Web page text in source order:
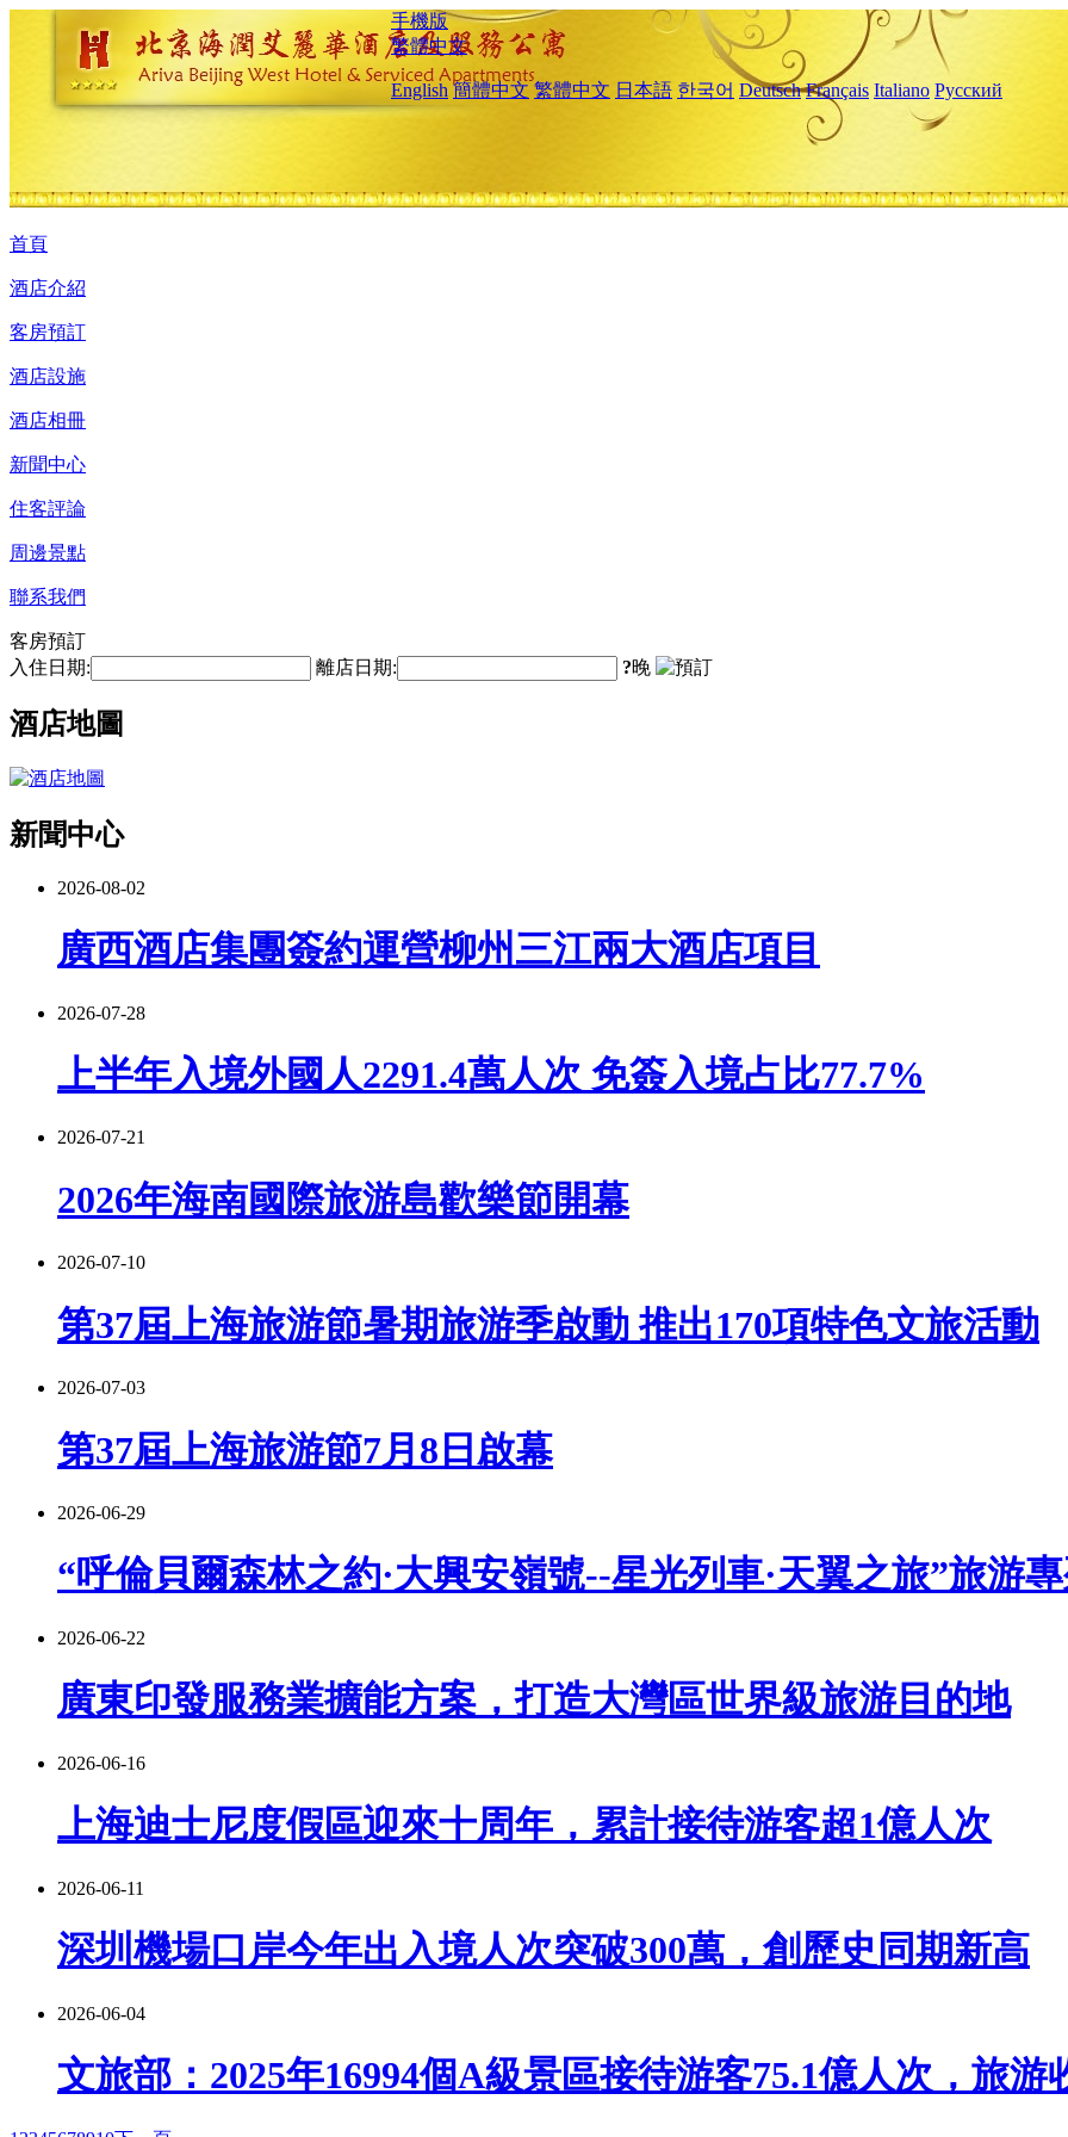
手機版
繁體中文
English 簡體中文 繁體中文 日本語 한국어 Deutsch Français Italiano Русский
首頁
酒店介紹
客房預訂
酒店設施
酒店相冊
新聞中心
住客評論
周邊景點
聯系我們
客房預訂
入住日期:
離店日期: ?晚
酒店地圖
新聞中心
2026-08-02
廣西酒店集團簽約運營柳州三江兩大酒店項目
2026-07-28
上半年入境外國人2291.4萬人次 免簽入境占比77.7%
2026-07-21
2026年海南國際旅游島歡樂節開幕
2026-07-10
第37屆上海旅游節暑期旅游季啟動 推出170項特色文旅活動
2026-07-03
第37屆上海旅游節7月8日啟幕
2026-06-29
“呼倫貝爾森林之約·大興安嶺號--星光列車·天翼之旅”旅游
2026-06-22
廣東印發服務業擴能方案，打造大灣區世界級旅游目的地
2026-06-16
上海迪士尼度假區迎來十周年，累計接待游客超1億人次
2026-06-11
深圳機場口岸今年出入境人次突破300萬，創歷史同期新高
2026-06-04
文旅部：2025年16994個A級景區接待游客75.1億人次，旅游